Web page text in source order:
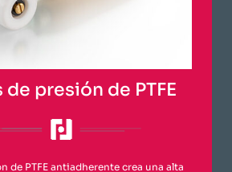
presión de PTFE
de PTFE antiadherente crea una alta